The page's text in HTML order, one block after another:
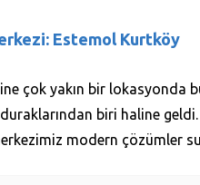
Estemol Kurtköy
çok yakın bir lokasyonda
biri haline geldi.
modern çözümler